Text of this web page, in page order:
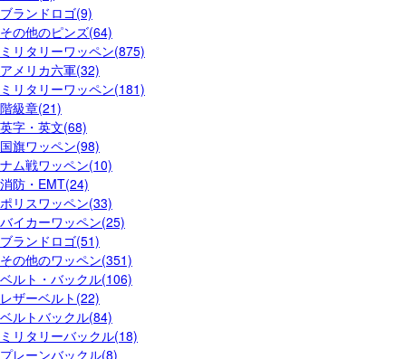
ブランドロゴ(9)
その他のピンズ(64)
ミリタリーワッペン(875)
アメリカ六軍(32)
ミリタリーワッペン(181)
階級章(21)
英字・英文(68)
国旗ワッペン(98)
ナム戦ワッペン(10)
消防・EMT(24)
ポリスワッペン(33)
バイカーワッペン(25)
ブランドロゴ(51)
その他のワッペン(351)
ベルト・バックル(106)
レザーベルト(22)
ベルトバックル(84)
ミリタリーバックル(18)
プレーンバックル(8)